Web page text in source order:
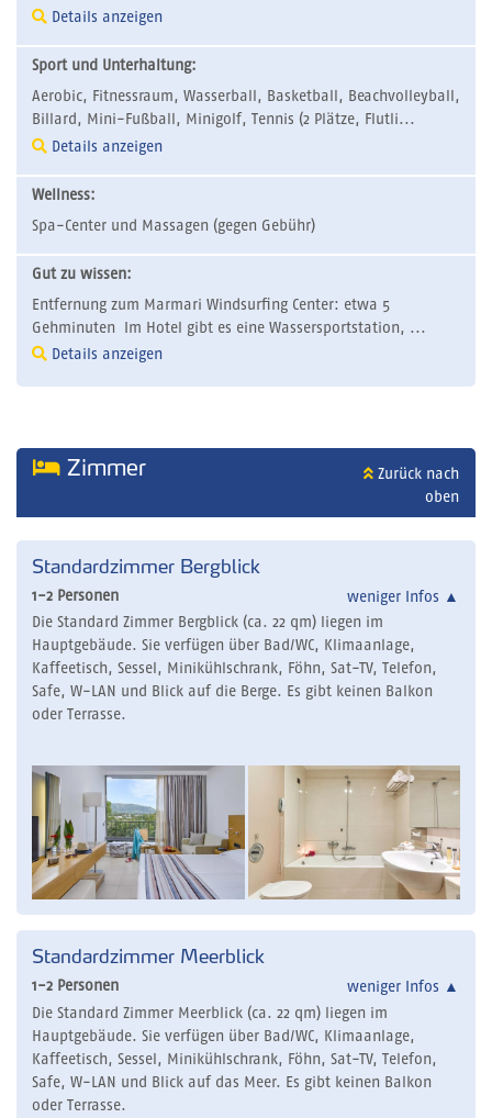
Details anzeigen
Sport und Unterhaltung:
Aerobic, Fitnessraum, Wasserball, Basketball, Beachvolleyball,
Billard, Mini-Fußball, Minigolf, Tennis (2 Plätze, Flutli...
Details anzeigen
Wellness:
Spa-Center und Massagen (gegen Gebühr)
Gut zu wissen:
Entfernung zum Marmari Windsurfing Center: etwa 5
Gehminuten Im Hotel gibt es eine Wassersportstation, ...
Details anzeigen
Zimmer
Zurück nach
oben
Standardzimmer Bergblick
1-2 Personen weniger Infos ▲
Die Standard Zimmer Bergblick (ca. 22 qm) liegen im
Hauptgebäude. Sie verfügen über Bad/WC, Klimaanlage,
Kaffeetisch, Sessel, Minikühlschrank, Föhn, Sat-TV, Telefon,
Safe, W-LAN und Blick auf die Berge. Es gibt keinen Balkon
oder Terrasse.
Standardzimmer Meerblick
1-2 Personen weniger Infos ▲
Die Standard Zimmer Meerblick (ca. 22 qm) liegen im
Hauptgebäude. Sie verfügen über Bad/WC, Klimaanlage,
Kaffeetisch, Sessel, Minikühlschrank, Föhn, Sat-TV, Telefon,
Safe, W-LAN und Blick auf das Meer. Es gibt keinen Balkon
oder Terrasse.